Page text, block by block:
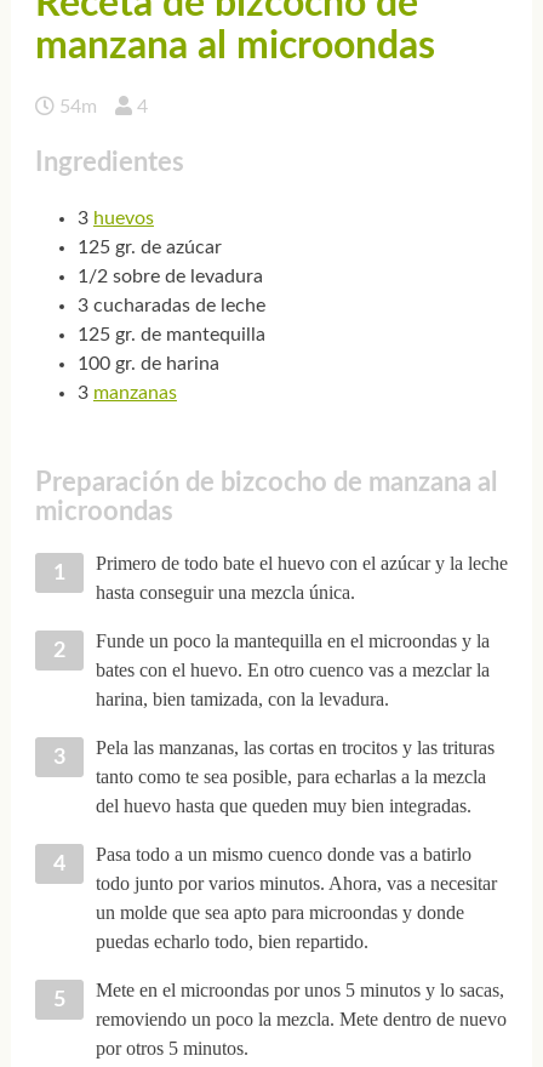
manzana al microondas
54m 4
Ingredientes
3 huevos
125 gr. de azúcar
1/2 sobre de levadura
3 cucharadas de leche
125 gr. de mantequilla
100 gr. de harina
3 manzanas
Preparación de bizcocho de manzana al
microondas
Primero de todo bate el huevo con el azúcar y la leche
hasta conseguir una mezcla única.
Funde un poco la mantequilla en el microondas y la
bates con el huevo. En otro cuenco vas a mezclar la
harina, bien tamizada, con la levadura.
Pela las manzanas, las cortas en trocitos y las trituras
tanto como te sea posible, para echarlas a la mezcla
del huevo hasta que queden muy bien integradas.
Pasa todo a un mismo cuenco donde vas a batirlo
todo junto por varios minutos. Ahora, vas a necesitar
un molde que sea apto para microondas y donde
puedas echarlo todo, bien repartido.
Mete en el microondas por unos 5 minutos y lo sacas,
removiendo un poco la mezcla. Mete dentro de nuevo
por otros 5 minutos.